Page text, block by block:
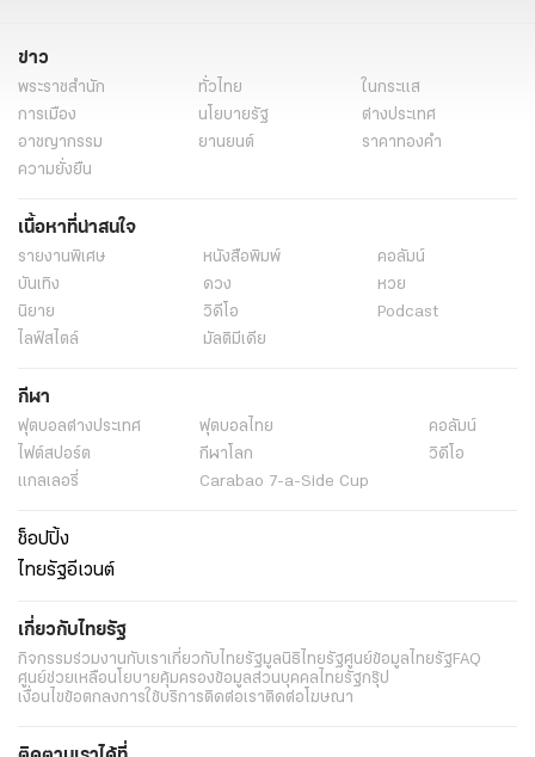
ข่าว
พระราชสำนัก ทั่วไทย
ในกระแส
การเมือง
นโยบายรัฐ
ต่างประเทศ
อาชญากรรม
ยานยนต์
ราคาทองคำ
ความยั่งยืน
เนื้อหาที่น่าสนใจ
รายงานพิเศษ หนังสือพิมพ์
คอลัมน์
บันเทิง
ดวง
หวย
นิยาย
วิดีโอ
Podcast
ไลฟ์สไตล์
มัลติมีเดีย
กีฬา
ฟุตบอลต่่างประเทศ ฟุตบอลไทย
คอลัมน์
ไฟต์สปอร์ต
กีฬาโลก
วิดีโอ
แกลเลอรี่
Carabao 7-a-Side Cup
ช็อปปิ้ง
ไทยรัฐอีเวนต์
เกี่ยวกับไทยรัฐ
กิจกรรมร่วมงานกับเราเกี่ยวกับไทยรัฐมูลนิธิไทยรัฐศูนย์ข้อมูลไทยรัฐFAQ
ศูนย์ช่วยเหลือนโยบายคุ้มครองข้อมูลส่วนบุคคลไทยรัฐกรุ๊ป
เงื่อนไขข้อตกลงการใช้บริการติดต่อเราติดต่อโฆษณา